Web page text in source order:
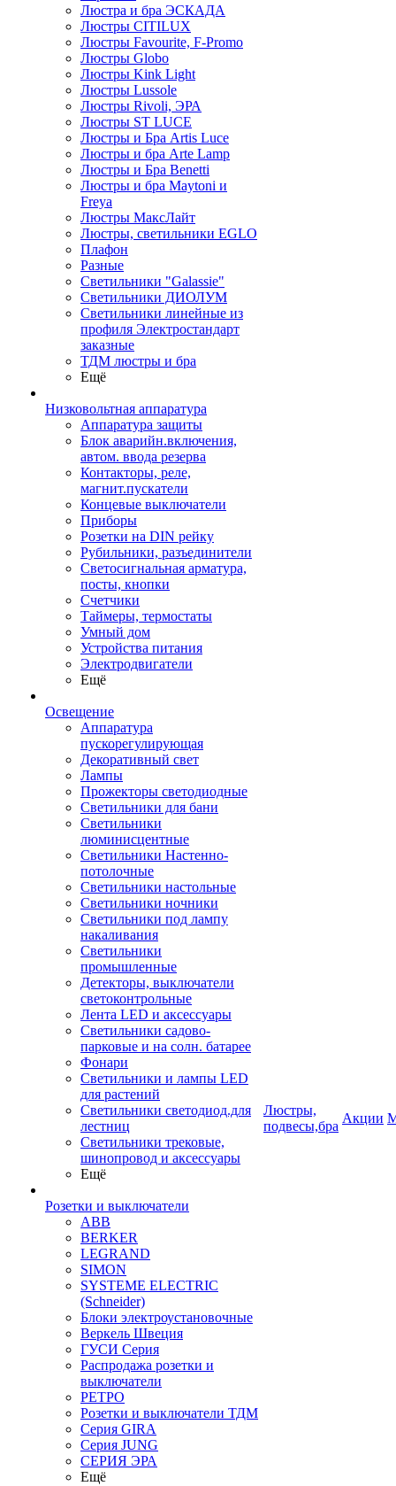
Люстра и бра ЭСКАДА
Люстры CITILUX
Люстры Favourite, F-Promo
Люстры Globo
Люстры Kink Light
Люстры Lussole
Люстры Rivoli, ЭРА
Люстры ST LUCE
Люстры и Бра Artis Luce
Люстры и бра Arte Lamp
Люстры и Бра Benetti
Люстры и бра Maytoni и
Freya
Люстры МаксЛайт
Люстры, светильники EGLO
Плафон
Разные
Светильники "Galassie"
Светильники ДИОЛУМ
Светильники линейные из
профиля Электростандарт
заказные
ТДМ люстры и бра
Ещё
Низковольтная аппаратура
Аппаратура защиты
Блок аварийн.включения,
автом. ввода резерва
Контакторы, реле,
магнит.пускатели
Концевые выключатели
Приборы
Розетки на DIN рейку
Рубильники, разъединители
Светосигнальная арматура,
посты, кнопки
Счетчики
Таймеры, термостаты
Умный дом
Устройства питания
Электродвигатели
Ещё
Освещение
Аппаратура
пускорегулирующая
Декоративный свет
Лампы
Прожекторы светодиодные
Светильники для бани
Светильники
люминисцентные
Светильники Настенно-
потолочные
Светильники настольные
Светильники ночники
Светильники под лампу
накаливания
Светильники
промышленные
Детекторы, выключатели
светоконтрольные
Лента LED и аксессуары
Светильники садово-
парковые и на солн. батарее
Фонари
Светильники и лампы LED
для растений
Светильники светодиод.для
лестниц
Светильники трековые,
шинопровод и аксессуары
Ещё
Розетки и выключатели
ABB
BERKER
LEGRAND
SIMON
SYSTEME ELECTRIC
(Schneider)
Блоки электроустановочные
Веркель Швеция
ГУСИ Серия
Распродажа розетки и
выключатели
РЕТРО
Розетки и выключатели ТДМ
Серия GIRA
Серия JUNG
СЕРИЯ ЭРА
Ещё
Люстры,
подвесы,бра
Акции